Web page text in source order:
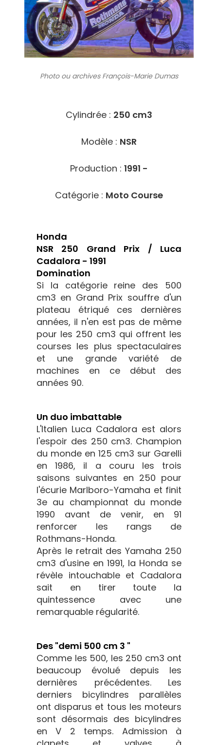
Photo ou archivesFrançois-Marie Dumas
Cylindrée : 250 cm3
Modèle : NSR
Production : 1991 -
Catégorie : Moto Course
Honda
NSR 250 Grand Prix / Luca
Cadalora - 1991
Domination
Si la catégorie reine des 500
cm3 en Grand Prix souffre d'un
plateau étriqué ces dernières
années, il n'en est pas de même
pour les 250 cm3 qui offrent les
courses les plus spectaculaires
et une grande variété de
machines en ce début des
années 90.
Un duo imbattable
L'Italien Luca Cadalora est alors
l'espoir des 250 cm3. Champion
du monde en 125 cm3 sur Garelli
en 1986, il a couru les trois
saisons suivantes en 250 pour
l'écurie Marlboro-Yamaha et finit
3e au championnat du monde
1990 avant de venir, en 91
renforcer les rangs de
Rothmans-Honda.
Après le retrait des Yamaha 250
cm3 d'usine en 1991, la Honda se
révèle intouchable et Cadalora
sait en tirer toute la
quintessence avec une
remarquable régularité.
Des "demi 500 cm 3 "
Comme les 500, les 250 cm3 ont
beaucoup évolué depuis les
dernières précédentes. Les
derniers bicylindres parallèles
ont disparus et tous les moteurs
sont désormais des bicylindres
en V 2 temps. Admission à